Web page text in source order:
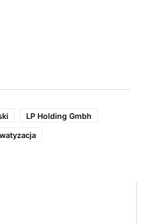
LP Holding Gmbh